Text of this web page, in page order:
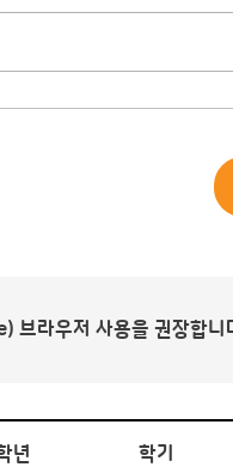
브라우저 사용을 권장합니
년 학기